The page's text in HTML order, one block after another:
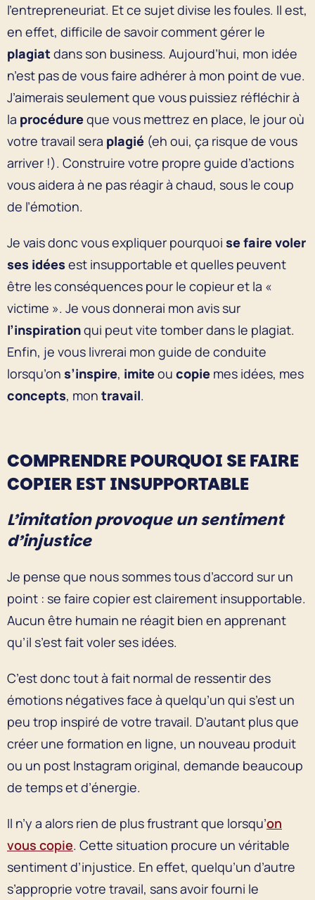
l’entrepreneuriat. Et ce sujet divise les foules. Il est,
en effet, difficile de savoir comment gérer le
plagiat dans son business. Aujourd’hui, mon idée
n’est pas de vous faire adhérer à mon point de vue.
J’aimerais seulement que vous puissiez réfléchirà
la procédureque vous mettrez en place, le jour où
votre travail sera plagié (eh oui, ça risque de vous
arriver !). Construire votre propre guide d’actions
vous aidera à ne pas réagir à chaud, sous le coup
de l’émotion.
Je vais donc vous expliquer pourquoi se faire voler
ses idées est insupportable et quelles peuvent
être les conséquences pour le copieur et la «
victime ». Je vous donnerai mon avis sur
l’inspirationqui peut vite tomber dans le plagiat.
Enfin, je vous livrerai mon guide de conduite
lorsqu’on s’inspire, imiteou copie mes idées, mes
concepts, mon travail.
COMPRENDRE POURQUOI SE FAIRE
COPIER EST INSUPPORTABLE
L’imitation provoque un sentiment
d’injustice
Je pense que nous sommes tous d’accord sur un
point : se faire copier est clairement insupportable.
Aucun être humain ne réagit bien en apprenant
qu’il s’est fait voler ses idées.
C’est donc tout à fait normal de ressentir des
émotions négatives face à quelqu’un qui s’est un
peu trop inspiré de votre travail. D’autant plus que
créer une formation en ligne, un nouveau produit
ou un post Instagram original, demande beaucoup
de temps et d’énergie.
Il n’y a alors rien de plus frustrant que lorsqu’on
vous copie. Cette situation procure un véritable
sentiment d’injustice. En effet, quelqu’un d’autre
s’approprie votre travail, sans avoir fourni le